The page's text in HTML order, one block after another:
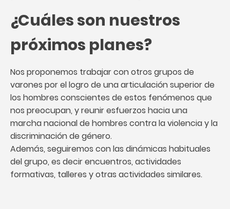
¿Cuáles son nuestros
próximos planes?
Nos proponemos trabajar con otros grupos de
varones por el logro de una articulación superior de
los hombres conscientes de estos fenómenos que
nos preocupan, y reunir esfuerzos hacia una
marcha nacional de hombres contra la violencia y la
discriminación de género.
Además, seguiremos con las dinámicas habituales
del grupo, es decir encuentros, actividades
formativas, talleres y otras actividades similares.